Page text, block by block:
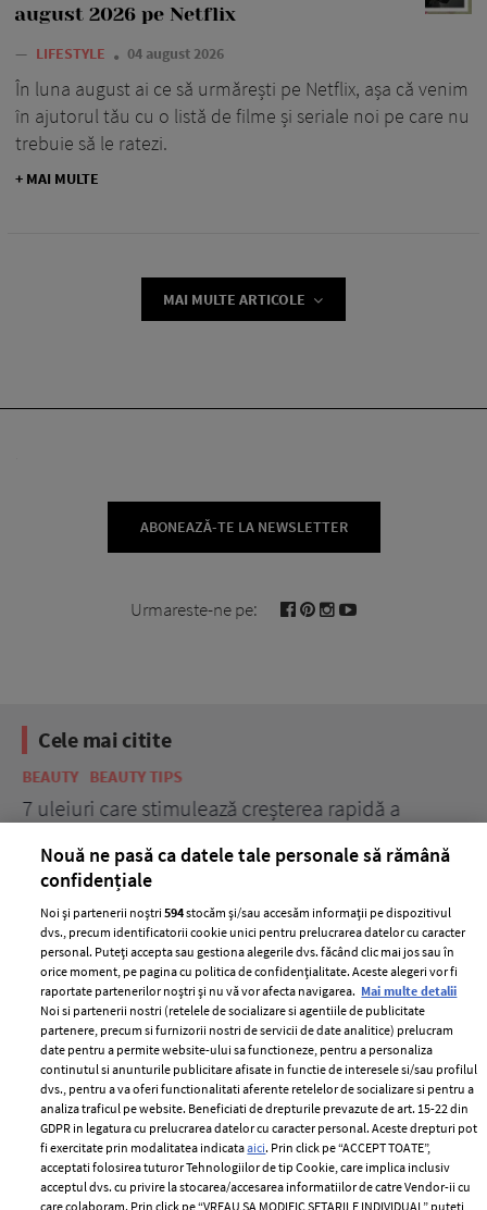
august 2026 pe Netflix
— LIFESTYLE 04 august 2026
În luna august ai ce să urmărești pe Netflix, așa că venim
în ajutorul tău cu o listă de filme și seriale noi pe care nu
trebuie să le ratezi.
+ MAI MULTE
MAI MULTE ARTICOLE
ABONEAZĂ-TE LA NEWSLETTER
Urmareste-ne pe:
Cele mai citite
BEAUTY BEAUTY TIPS
7 uleiuri care stimulează creșterea rapidă a
ELLE Style Awards
2024
Despre ELLE
Romania
Contact
Abonamente
Termeni si conditii
Politica de
confidențialitate
Politica de cookies
Publicitate
Nouă ne pasă ca datele tale personale să rămână
confidențiale
Noi și partenerii noștri594stocăm și/sau accesăm informații pe dispozitivul
dvs., precum identificatorii cookie unici pentru prelucrarea datelor cu caracter
personal. Puteți accepta sau gestiona alegerile dvs. făcând clic mai jos sau în
orice moment, pe pagina cu politica de confidențialitate. Aceste alegeri vor fi
raportate partenerilor noștri și nu vă vor afecta navigarea. Mai multe detalii
Noi si partenerii nostri (retelele de socializare si agentiile de publicitate
partenere, precum si furnizorii nostri de servicii de date analitice) prelucram
date pentru a permite website-ului sa functioneze, pentru a personaliza
continutul si anunturile publicitare afisate in functie de interesele si/sau profilul
dvs., pentru a va oferi functionalitati aferente retelelor de socializare si pentru a
analiza traficul pe website. Beneficiati de drepturile prevazute de art. 15-22 din
GDPR in legatura cu prelucrarea datelor cu caracter personal. Aceste drepturi pot
fi exercitate prin modalitatea indicataaici. Prin click pe “ACCEPT TOATE”,
acceptati folosirea tuturor Tehnologiilor de tip Cookie, care implica inclusiv
acceptul dvs. cu privire la stocarea/accesarea informatiilor de catre Vendor-ii cu
care colaboram. Prin click pe “VREAU SA MODIFIC SETARILE INDIVIDUAL” puteti